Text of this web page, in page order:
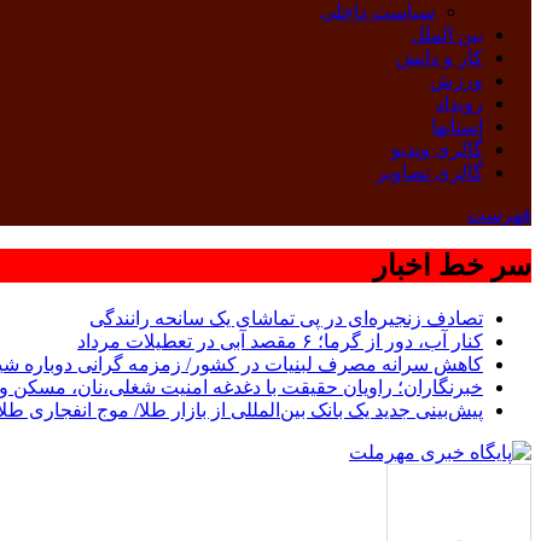
سیاست داخلی
بین الملل
کار و دانش
ورزش
رویداد
استانها
گالری ویدیو
گالری تصاویر
فهرست
سر خط اخبار
تصادف زنجیره‌ای در پی تماشای یک سانحه رانندگی
کنار آب، دور از گرما؛ ۶ مقصد آبی در تعطیلات مرداد
کاهش سرانه مصرف لبنیات در کشور/ زمزمه گرانی دوباره
خبرنگاران؛ راویان حقیقت با دغدغه امنیت شغلی،نان، مسکن و
پیش‌بینی جدید یک بانک بین‌المللی از بازار طلا/ موج انفجاری